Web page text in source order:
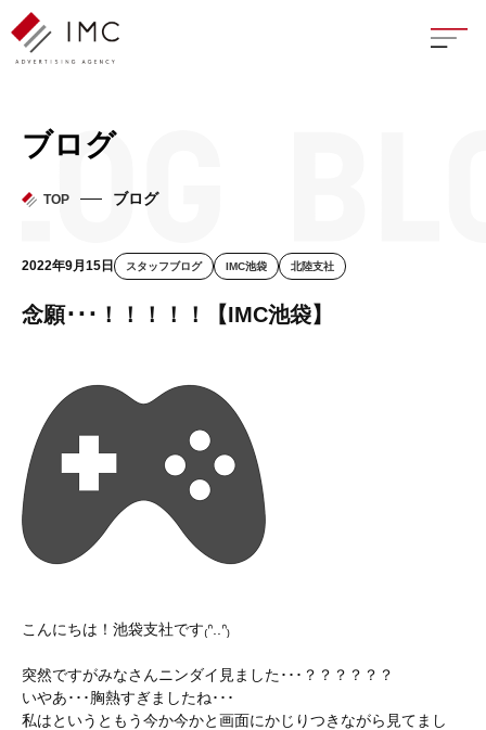
座談
ブログ
TOP ブログ
2022年9月15日 スタッフブログ IMC池袋 北陸支社
念願･･･！！！！！【IMC池袋】
こんにちは！池袋支社です₍ᐢ..ᐢ₎
突然ですがみなさんニンダイ見ました･･･？？？？？？
いやあ･･･胸熱すぎましたね･･･
私はというともう今か今かと画面にかじりつきながら見てまし